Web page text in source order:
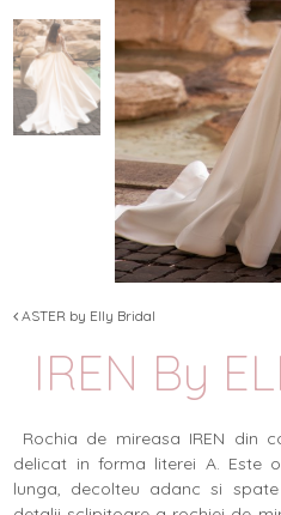
ASTER by Elly Bridal
IREN By
Rochia de mireasa IREN din
delicat in forma literei A. Este
lunga, decolteu adanc si